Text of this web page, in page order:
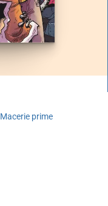
Macerie prime